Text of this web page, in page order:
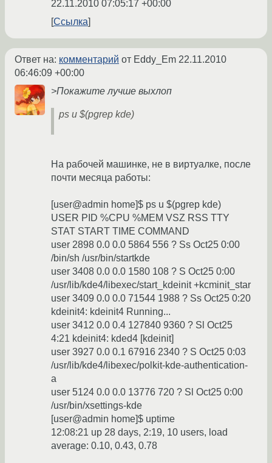
22.11.2010 07:05:17 +00:00
Ссылка
Ответ на: комментарий от Eddy_Em 22.11.2010
06:46:09 +00:00
>Покажите лучше выхлоп
ps u $(pgrep kde)
На рабочей машинке, не в виртуалке, после
почти месяца работы:
[user@admin home]$ ps u $(pgrep kde)
USER PID %CPU %MEM VSZ RSS TTY
STAT START TIME COMMAND
user 2898 0.0 0.0 5864 556 ? Ss Oct25 0:00
/bin/sh /usr/bin/startkde
user 3408 0.0 0.0 1580 108 ? S Oct25 0:00
/usr/lib/kde4/libexec/start_kdeinit +kcminit_star
user 3409 0.0 0.0 71544 1988 ? Ss Oct25 0:20
kdeinit4: kdeinit4 Running...
user 3412 0.0 0.4 127840 9360 ? Sl Oct25
4:21 kdeinit4: kded4 [kdeinit]
user 3927 0.0 0.1 67916 2340 ? S Oct25 0:03
/usr/lib/kde4/libexec/polkit-kde-authentication-
a
user 5124 0.0 0.0 13776 720 ? Sl Oct25 0:00
/usr/bin/xsettings-kde
[user@admin home]$ uptime
12:08:21 up 28 days, 2:19, 10 users, load
average: 0.10, 0.43, 0.78